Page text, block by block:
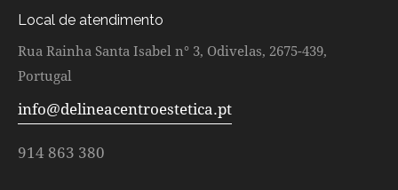
Local de atendimento
Rua Rainha Santa Isabel n° 3, Odivelas, 2675-439,
Portugal
info@delineacentroestetica.pt
914 863 380